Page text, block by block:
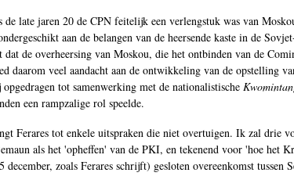
de late jaren 20 de CPN feitelijk een verlengstuk was van
aan de belangen van de heersende kaste in de
dat de overheersing van Moskou, die het ontbinden van de
daarom veel aandacht aan de ontwikkeling van de
tot samenwerking met de nationalistische
een rampzalige rol speelde.
Ferares tot enkele uitspraken die niet overtuigen. Ik zal drie
als het 'opheffen' van de PKI, en tekenend voor 'hoe het
december, zoals Ferares schrijft) gesloten overeenkomst